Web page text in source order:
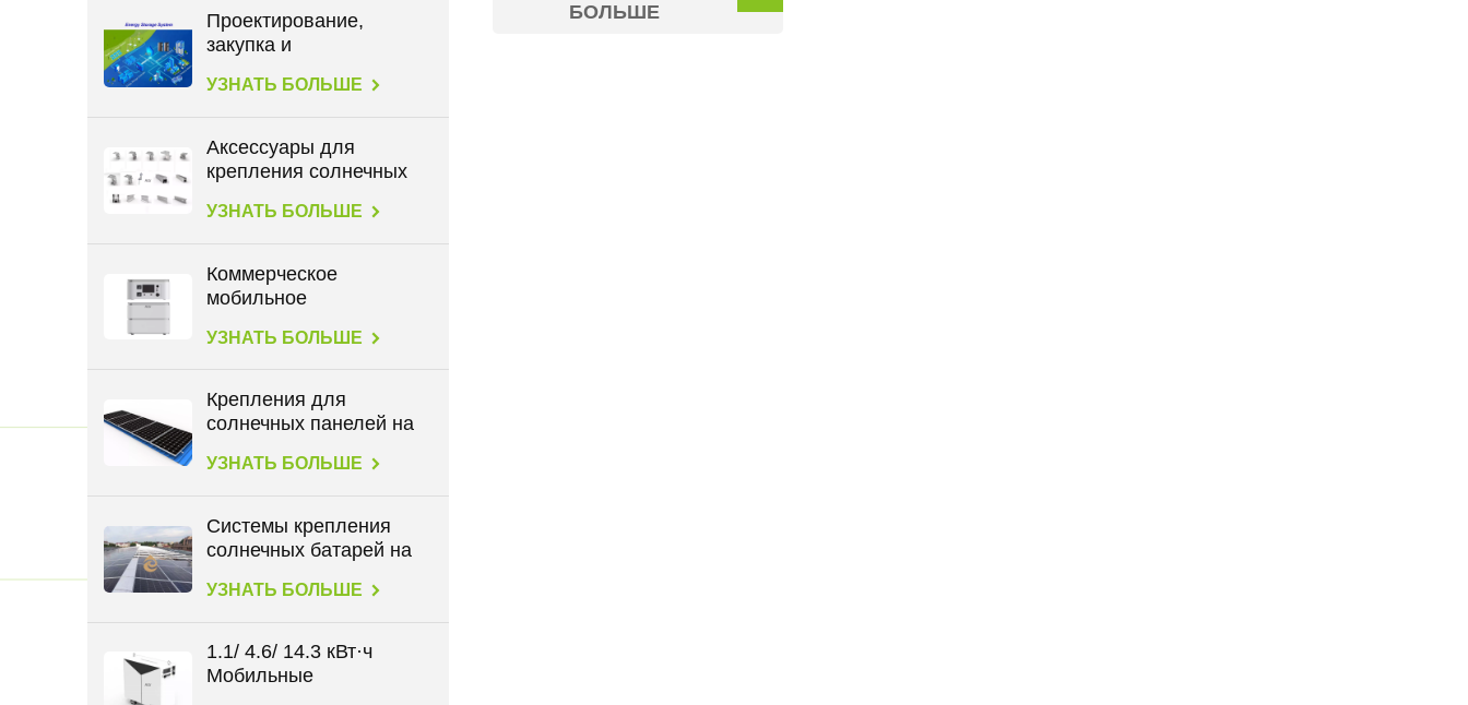
БОЛЬШЕ
Проектирование,
закупка и
энергетике
УЗНАТЬ БОЛЬШЕ
Аксессуары для
крепления солнечных
крыш
УЗНАТЬ БОЛЬШЕ
Коммерческое
мобильное
большой емкости 2,3
УЗНАТЬ БОЛЬШЕ
Крепления для
солнечных панелей на
крыш
УЗНАТЬ БОЛЬШЕ
Системы крепления
солнечных батарей на
УЗНАТЬ БОЛЬШЕ
1.1/ 4.6/ 14.3 кВт·ч
Мобильные